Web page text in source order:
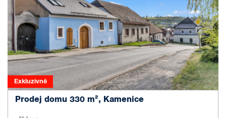
Exkluzivně
Prodej domu 330 m², Kamenice